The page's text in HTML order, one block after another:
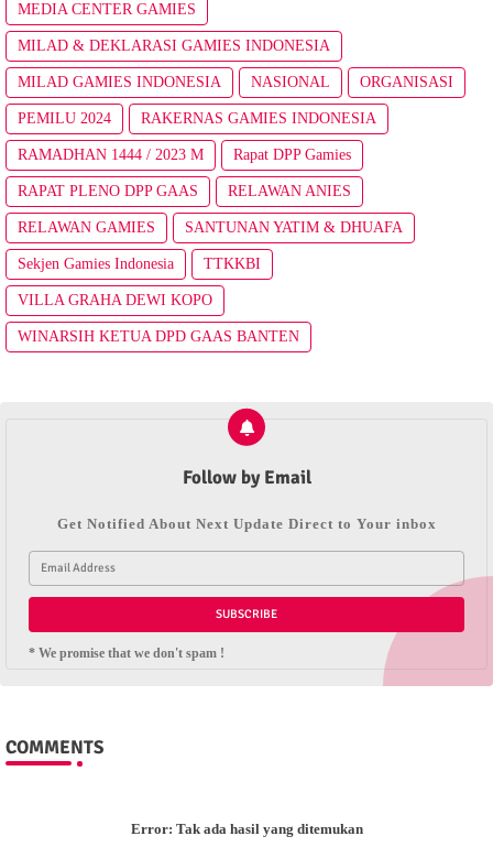
MEDIA CENTER GAMIES
MILAD & DEKLARASI GAMIES INDONESIA
MILAD GAMIES INDONESIA NASIONAL ORGANISASI
PEMILU 2024 RAKERNAS GAMIES INDONESIA
RAMADHAN 1444 / 2023 M Rapat DPP Gamies
RAPAT PLENO DPP GAAS RELAWAN ANIES
RELAWAN GAMIES SANTUNAN YATIM & DHUAFA
Sekjen Gamies Indonesia TTKKBI
VILLA GRAHA DEWI KOPO
WINARSIH KETUA DPD GAAS BANTEN
Follow by Email
Get Notified About Next Update Direct to Your inbox
* We promise that we don't spam !
COMMENTS
Error: Tak ada hasil yang ditemukan